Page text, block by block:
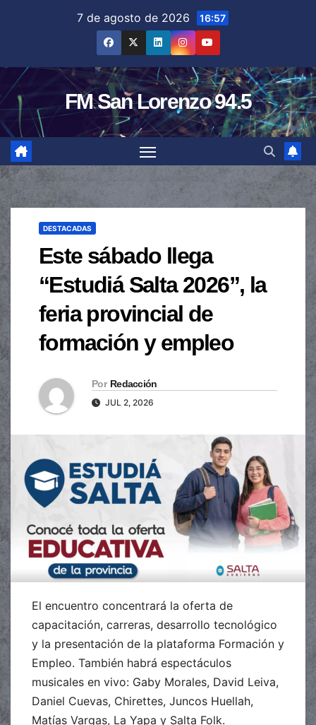
7 de agosto de 2026 16:57
FM San Lorenzo 94.5
DESTACADAS
Este sábado llega
“Estudiá Salta 2026”, la
feria provincial de
formación y empleo
Por Redacción
JUL 2, 2026
El encuentro concentrará la oferta de
capacitación, carreras, desarrollo tecnológico
y la presentación de la plataforma Formación y
Empleo. También habrá espectáculos
musicales en vivo: Gaby Morales, David Leiva,
Daniel Cuevas, Chirettes, Juncos Huellah,
Matías Vargas, La Yapa y Salta Folk.